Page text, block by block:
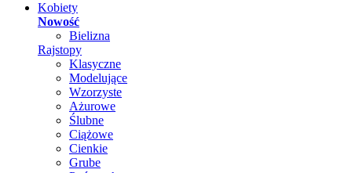
Kobiety
Nowość
Bielizna
Rajstopy
Klasyczne
Modelujące
Wzorzyste
Ażurowe
Ślubne
Ciążowe
Cienkie
Grube